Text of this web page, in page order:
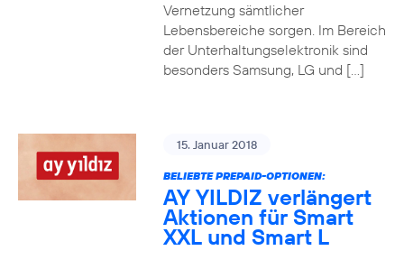
Vernetzung sämtlicher
Lebensbereiche sorgen. Im Bereich
der Unterhaltungselektronik sind
besonders Samsung, LG und […]
15. Januar 2018
BELIEBTE PREPAID-OPTIONEN:
AY YILDIZ verlängert
Aktionen für Smart
XXL und Smart L